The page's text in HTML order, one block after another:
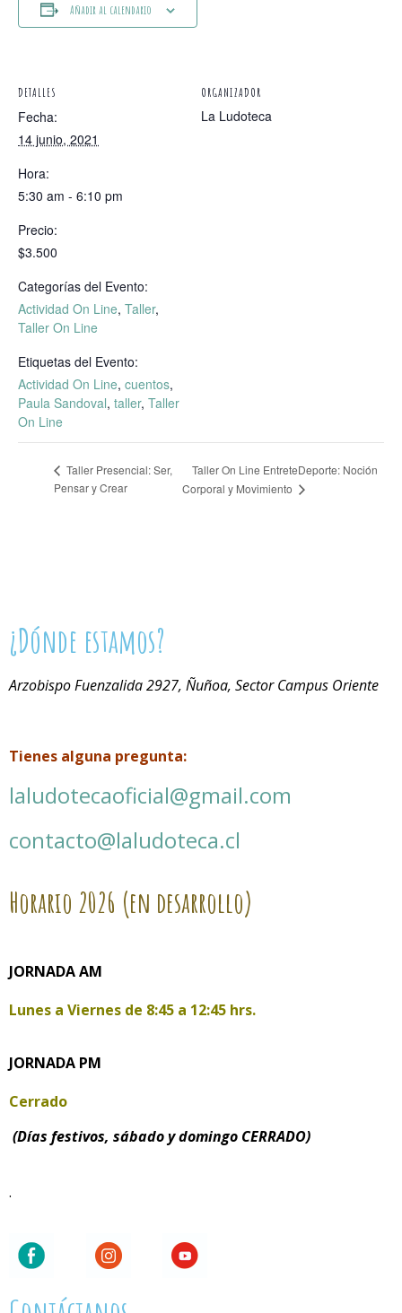
Añadir al calendario
DETALLES
Fecha:
14 junio, 2021
Hora:
5:30 am - 6:10 pm
Precio:
$3.500
Categorías del Evento:
Actividad On Line, Taller,
Taller On Line
Etiquetas del Evento:
Actividad On Line, cuentos,
Paula Sandoval, taller, Taller
On Line
ORGANIZADOR
La Ludoteca
Taller Presencial: Ser,
Pensar y Crear
Taller On Line EntreteDeporte: Noción
Corporal y Movimiento
¿Dónde estamos?
Arzobispo Fuenzalida 2927, Ñuñoa, Sector Campus Oriente
Tienes alguna pregunta:
laludotecaoficial@gmail.com
contacto@laludoteca.cl
Horario 2026 (en desarrollo)
JORNADA AM
Lunes a Viernes de 8:45 a 12:45 hrs.
JORNADA PM
Cerrado
(Días festivos, sábado y domingo CERRADO)
.